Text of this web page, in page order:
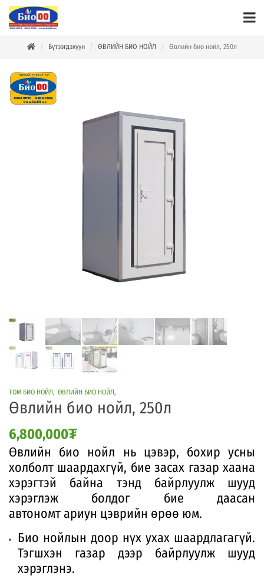
Бүтээгдэхүүн ӨВЛИЙН БИО НОЙЛ Өвлийн био нойл, 250л
ТОМ БИО НОЙЛ, ӨВЛИЙН БИО НОЙЛ,
Өвлийн био нойл, 250л
6,800,000₮
Өвлийн био нойл нь цэвэр, бохир усны
холболт шаардахгүй, бие засах газар хаана
хэрэгтэй байна тэнд байрлуулж шууд
хэрэглэж болдог бие даасан
автономт ариун цэврийн өрөө юм.
Био нойлын доор нүх ухах шаардлагагүй.
Тэгшхэн газар дээр байрлуулж шууд
хэрэглэнэ.